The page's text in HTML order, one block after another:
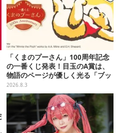
「くまのプーさん」100周年記念
の一番くじ発表！目玉のA賞は、
物語のページが優しく光る「ブッ
クシェイプドライト」
2026.8.3